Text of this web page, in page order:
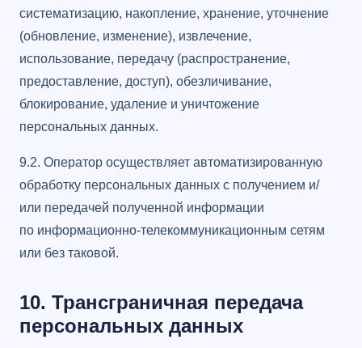
систематизацию, накопление, хранение, уточнение
(обновление, изменение), извлечение,
использование, передачу (распространение,
предоставление, доступ), обезличивание,
блокирование, удаление и уничтожение
персональных данных.
9.2. Оператор осуществляет автоматизированную
обработку персональных данных с получением и/
или передачей полученной информации
по информационно-телекоммуникационным сетям
или без таковой.
10. Трансграничная передача
персональных данных